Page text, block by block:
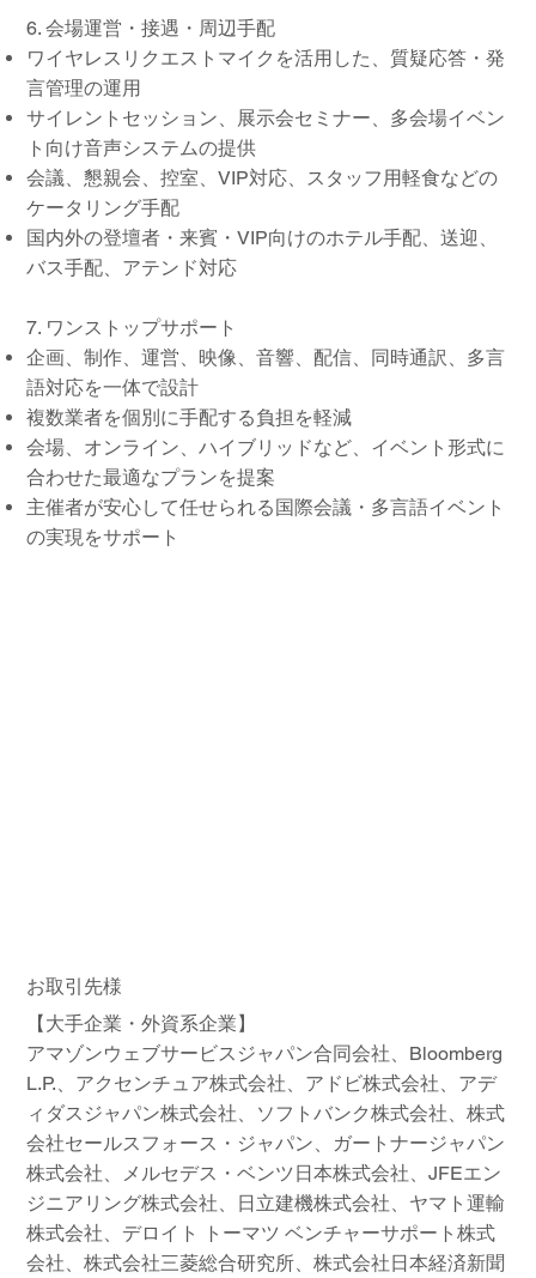
6. 会場運営・接遇・周辺手配
ワイヤレスリクエストマイクを活用した、質疑応答・発
言管理の運用
サイレントセッション、展示会セミナー、多会場イベン
ト向け音声システムの提供
会議、懇親会、控室、VIP対応、スタッフ用軽食などの
ケータリング手配
国内外の登壇者・来賓・VIP向けのホテル手配、送迎、
バス手配、アテンド対応
7. ワンストップサポート
企画、制作、運営、映像、音響、配信、同時通訳、多言
語対応を一体で設計
複数業者を個別に手配する負担を軽減
会場、オンライン、ハイブリッドなど、イベント形式に
合わせた最適なプランを提案
主催者が安心して任せられる国際会議・多言語イベント
の実現をサポート
お取引先様
【大手企業・外資系企業】
アマゾンウェブサービスジャパン合同会社、Bloomberg
L.P.、アクセンチュア株式会社、アドビ株式会社、アデ
ィダスジャパン株式会社、ソフトバンク株式会社、株式
会社セールスフォース・ジャパン、ガートナージャパン
株式会社、メルセデス・ベンツ日本株式会社、JFEエン
ジニアリング株式会社、日立建機株式会社、ヤマト運輸
株式会社、デロイト トーマツ ベンチャーサポート株式
会社、株式会社三菱総合研究所、株式会社日本経済新聞